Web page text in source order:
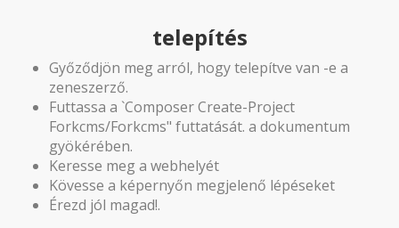
telepítés
Győződjön meg arról, hogy telepítve van -e a
zeneszerző.
Futtassa a `Composer Create-Project
Forkcms/Forkcms" futtatását. a dokumentum
gyökérében.
Keresse meg a webhelyét
Kövesse a képernyőn megjelenő lépéseket
Érezd jól magad!.